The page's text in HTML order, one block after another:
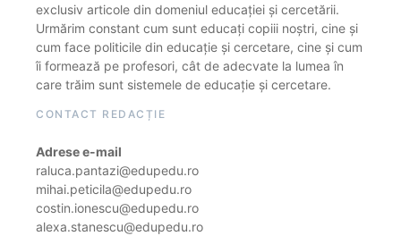
exclusiv articole din domeniul educației și cercetării.
Urmărim constant cum sunt educați copiii noștri, cine și
cum face politicile din educație și cercetare, cine și cum
îi formează pe profesori, cât de adecvate la lumea în
care trăim sunt sistemele de educație și cercetare.
CONTACT REDACȚIE
Adrese e-mail
raluca.pantazi@edupedu.ro
mihai.peticila@edupedu.ro
costin.ionescu@edupedu.ro
alexa.stanescu@edupedu.ro